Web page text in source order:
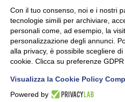
C.F. 00481790145 -
PEC:
Cap. soc. euro
Con il tuo consenso, noi e i nostri
tecnologie simili per archiviare,
personali come, ad esempio, la
personalizzazione degli annunci.
alla privacy, è possibile scegliere
cookie. Clicca su preferenze
Visualizza la Cookie Policy
Powered by